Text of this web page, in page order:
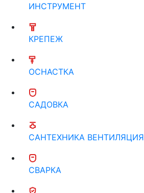
ИНСТРУМЕНТ
КРЕПЕЖ
ОСНАСТКА
САДОВКА
САНТЕХНИКА ВЕНТИЛЯЦИЯ
СВАРКА